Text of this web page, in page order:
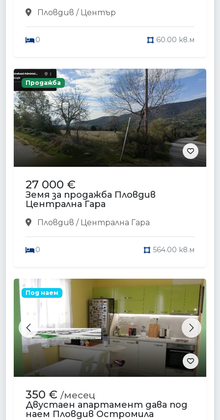
Пловдив / Център
0 60.00 кв.м
Продажба
27 000 €
Земя за продажба Пловдив
Централна Гара
Пловдив / Централна Гара
0 564.00 кв.м
Previous Next
Под наем
350 € /месец
Двустаен апартамент дава под
наем Пловдив Остромила